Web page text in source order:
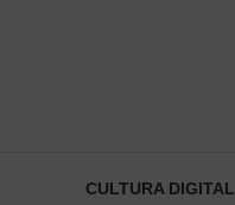
CULTURA DIGITAL